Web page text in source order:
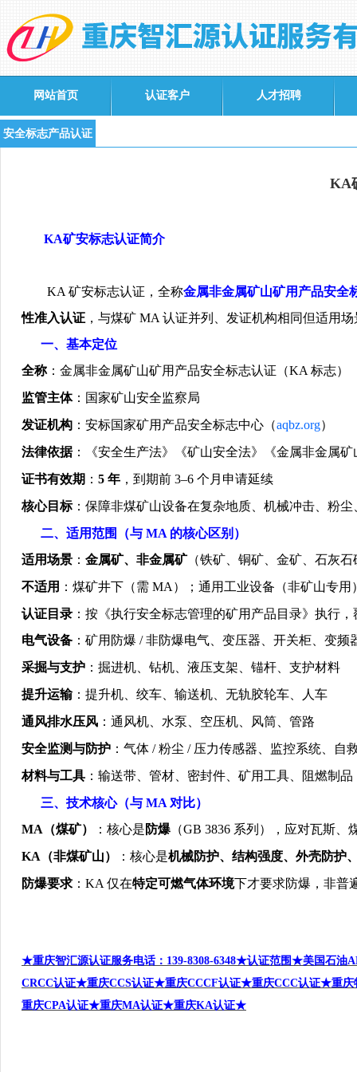
网站首页 认证客户 人才招聘
安全标志产品认证
KA
KA矿安标志认证简介
KA 矿安标志认证，全称金属非金属矿山矿用产品安全
性准入认证 ，与煤矿 MA 认证并列、发证机构相同但适用
一、基本定位
全称：金属非金属矿山矿用产品安全标志认证（KA 标志）
监管主体：国家矿山安全监察局
发证机构 ：安标国家矿用产品安全标志中心（aqbz.org）
法律依据：《安全生产法》《矿山安全法》《金属非金属
证书有效期 ： 5 年 ，到期前 3–6 个月申请延续
核心目标：保障非煤矿山设备在复杂地质、机械冲击、粉
二、适用范围（与 MA 的核心区别）
适用场景 ： 金属矿、非金属矿（铁矿、铜矿、金矿、石灰
不适用 ：煤矿井下（需 MA ）；通用工业设备（非矿山专用
认证目录 ：按《执行安全标志管理的矿用产品目录》执行，
电气设备 ：矿用防爆 /非防爆电气、变压器、开关柜、变频
采掘与支护 ：掘进机、钻机、液压支架、锚杆、支护材料
提升运输：提升机、绞车、输送机、无轨胶轮车、人车
通风排水压风 ：通风机、水泵、空压机、风筒、管路
安全监测与防护 ：气体 /粉尘 / 压力传感器、监控系统、自
材料与工具 ：输送带、管材、密封件、矿用工具、阻燃制品
三、技术核心（与 MA 对比）
MA （煤矿） ：核心是 防爆 （GB 3836 系列），应对瓦斯、
KA （非煤矿山） ：核心是机械防护、结构强度、外壳防护
防爆要求 ： KA 仅在特定可燃气体环境下才要求防爆，非普
★重庆智汇源认证服务电话：139-8308-6348★认证范围★美国石油
CRCC认证★重庆CCS认证★重庆CCCF认证★重庆CCC认证★重庆
重庆CPA认证★重庆MA认证★重庆KA认证★